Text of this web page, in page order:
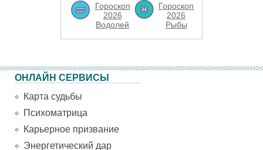
Гороскоп
2026
Водолей
Гороскоп
2026
Рыбы
ОНЛАЙН СЕРВИСЫ
Карта судьбы
Психоматрица
Карьерное призвание
Энергетический дар